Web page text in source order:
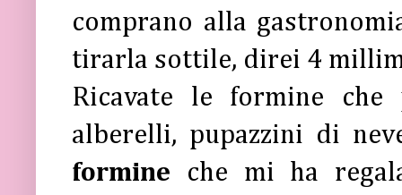
comprano alla
tirarla sottile, direi 4
Ricavate le formine
alberelli, pupazzini di
formine che mi ha